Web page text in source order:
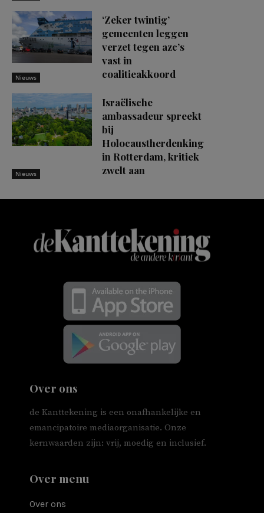
Nieuws
‘Zeker twintig’
gemeenten leggen
verzet tegen azc’s
vast in
coalitieakkoord
Nieuws
Israëlische
ambassadeur spreekt
bij
Holocaustherdenking
in Rotterdam, kritiek
zwelt aan
Over ons
de Kanttekening is een onafhankelijke en
emancipatoire mediaorganisatie. Onze
kernwaarden zijn: vrij, moedig en inclusief.
Over menu
Over ons